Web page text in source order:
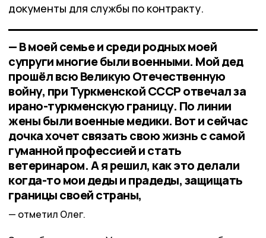
документы для службы по контракту.
— В моей семье и среди родных моей
супруги многие были военными. Мой дед
прошёл всю Великую Отечественную
войну, при Туркменской СССР отвечал за
ирано-туркменскую границу. По линии
жены были военные медики. Вот и сейчас
дочка хочет связать свою жизнь с самой
гуманной профессией и стать
ветеринаром. А я решил, как это делали
когда-то мои деды и прадеды, защищать
границы своей страны,
отметил Олег.